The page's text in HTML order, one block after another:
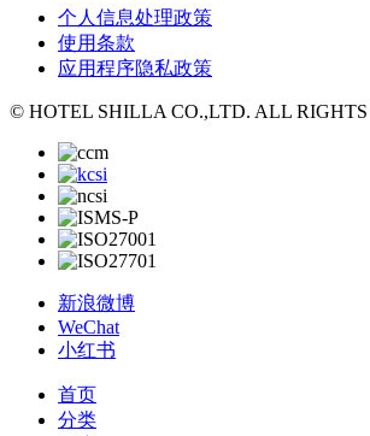
个人信息处理政策
使用条款
应用程序隐私政策
© HOTEL SHILLA CO.,LTD. ALL RIGHTS
新浪微博
WeChat
小红书
首页
分类